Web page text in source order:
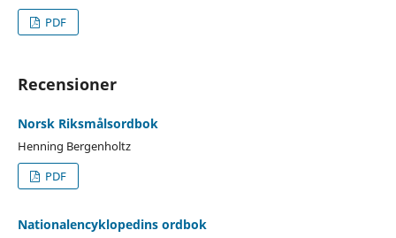
PDF
Recensioner
Norsk Riksmålsordbok
Henning Bergenholtz
PDF
Nationalencyklopedins ordbok